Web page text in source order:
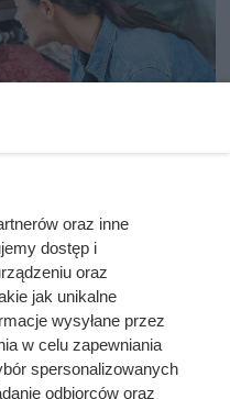
z Dino. Klienci
oraz inne
dostęp i
oraz
jak unikalne
wysyłane przez
w celu zapewniania
spersonalizowanych
odbiorców oraz